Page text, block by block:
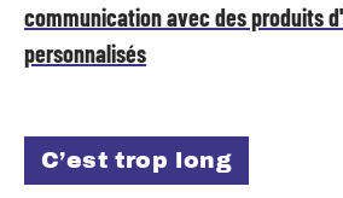
communication avec des produits
personnalisés
C’est trop long